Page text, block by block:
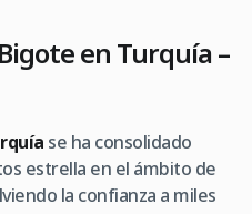
en Turquía –
se ha consolidado
estrella en el ámbito de
la confianza a miles